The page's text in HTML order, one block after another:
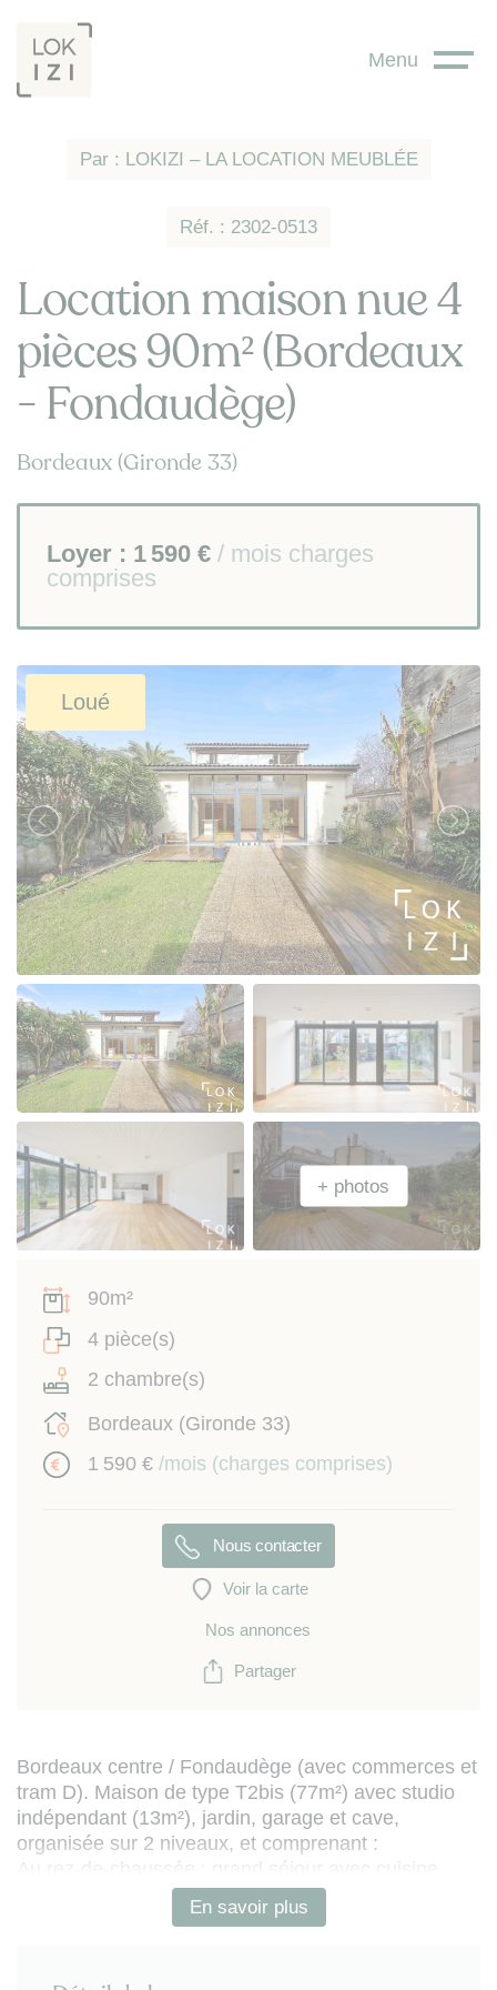
Menu
Réf. : 2302-0513
Par : LOKIZI – LA LOCATION MEUBLÉE
Location maison nue 4
pièces 90m² (Bordeaux
- Fondaudège)
Bordeaux (Gironde 33)
Loyer : 1 590 € / mois charges
comprises
Loué
90m²
4 pièce(s)
2 chambre(s)
Bordeaux (Gironde 33)
1 590 € /mois (charges comprises)
Nous contacter
Voir la carte
Nos annonces
Partager
Bordeaux centre / Fondaudège (avec commerces et
tram D). Maison de type T2bis (77m²) avec studio
indépendant (13m²), jardin, garage et cave,
organisée sur 2 niveaux, et comprenant :
Au rez-de-chaussée
: grand séjour avec cuisine
ouverte (équipée de plaques de cuisson à induction,
refrigérateur-congélateur, four) et salle d'eau
En savoir plus